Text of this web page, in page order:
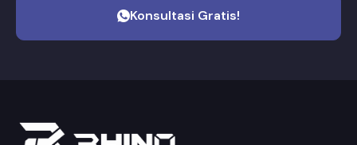
Konsultasi Gratis!